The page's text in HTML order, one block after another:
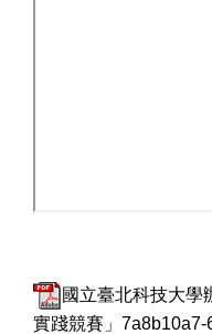
國立臺北科技大學
實踐競賽」